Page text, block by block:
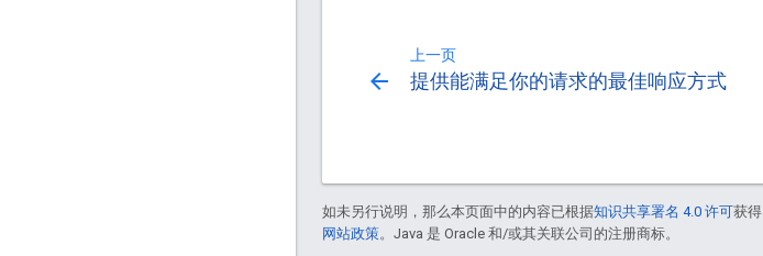
上一页
arrow_back 提供能满足你的请求的最佳响应方式
如未另行说明，那么本页面中的内容已根据知识共享署名 4.0 许可获
网站政策。Java 是 Oracle 和/或其关联公司的注册商标。